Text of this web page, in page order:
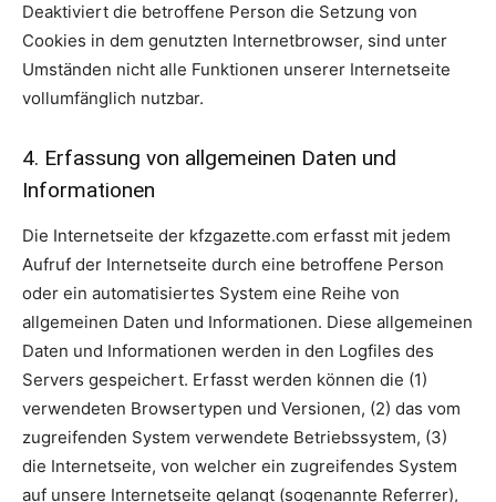
Deaktiviert die betroffene Person die Setzung von
Cookies in dem genutzten Internetbrowser, sind unter
Umständen nicht alle Funktionen unserer Internetseite
vollumfänglich nutzbar.
4. Erfassung von allgemeinen Daten und
Informationen
Die Internetseite der kfzgazette.com erfasst mit jedem
Aufruf der Internetseite durch eine betroffene Person
oder ein automatisiertes System eine Reihe von
allgemeinen Daten und Informationen. Diese allgemeinen
Daten und Informationen werden in den Logfiles des
Servers gespeichert. Erfasst werden können die (1)
verwendeten Browsertypen und Versionen, (2) das vom
zugreifenden System verwendete Betriebssystem, (3)
die Internetseite, von welcher ein zugreifendes System
auf unsere Internetseite gelangt (sogenannte Referrer),